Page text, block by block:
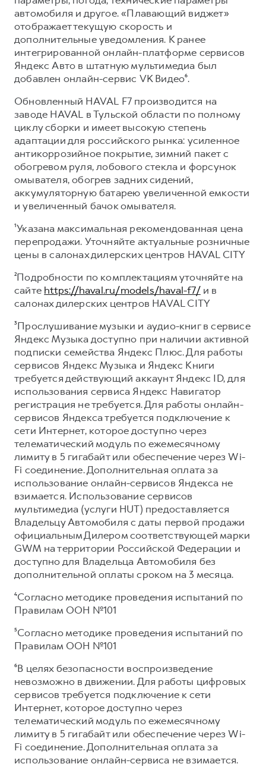
автомобиля и другое. «Плавающий виджет»
отображает текущую скорость и
дополнительные уведомления. К ранее
интегрированной онлайн-платформе сервисов
Яндекс Авто в штатную мультимедиа был
добавлен онлайн-сервис VK Видео⁶.
Обновленный HAVAL F7 производится на
заводе HAVAL в Тульской области по полному
циклу сборки и имеет высокую степень
адаптации для российского рынка: усиленное
антикоррозийное покрытие, зимний пакет с
обогревом руля, лобового стекла и форсунок
омывателя, обогрев задних сидений,
аккумуляторную батарею увеличенной емкости
и увеличенный бачок омывателя.
¹Указана максимальная рекомендованная цена
перепродажи. Уточняйте актуальные розничные
цены в салонах дилерских центров HAVAL CITY
²Подробности по комплектациям уточняйте на
сайте https://haval.ru/models/haval-f7/и в
салонах дилерских центров HAVAL CITY
³Прослушивание музыки и аудио-книг в сервисе
Яндекс Музыка доступно при наличии активной
подписки семейства Яндекс Плюс. Для работы
сервисов Яндекс Музыка и Яндекс Книги
требуется действующий аккаунт Яндекс ID, для
использования сервиса Яндекс Навигатор
регистрация не требуется. Для работы онлайн-
сервисов Яндекса требуется подключение к
сети Интернет, которое доступно через
телематический модуль по ежемесячному
лимиту в 5 гигабайт или обеспечение через Wi-
Fi соединение. Дополнительная оплата за
использование онлайн-сервисов Яндекса не
взимается. Использование сервисов
мультимедиа (услуги HUT) предоставляется
Владельцу Автомобиля с даты первой продажи
официальным Дилером соответствующей марки
GWM на территории Российской Федерации и
доступно для Владельца Автомобиля без
дополнительной оплаты сроком на 3 месяца.
⁴Согласно методике проведения испытаний по
Правилам ООН №101
⁵Согласно методике проведения испытаний по
Правилам ООН №101
⁶В целях безопасности воспроизведение
невозможно в движении. Для работы цифровых
сервисов требуется подключение к сети
Интернет, которое доступно через
телематический модуль по ежемесячному
лимиту в 5 гигабайт или обеспечение через Wi-
Fi соединение. Дополнительная оплата за
использование онлайн-сервиса не взимается.